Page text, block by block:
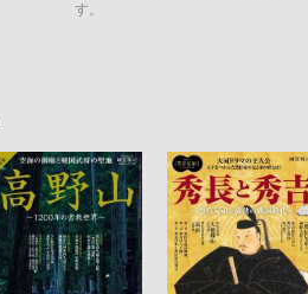
す。